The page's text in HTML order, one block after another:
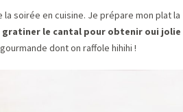
soirée en cuisine. Je prépare mon plat la
gratiner le cantal pour obtenir oui jolie
dont on raffole hihihi !